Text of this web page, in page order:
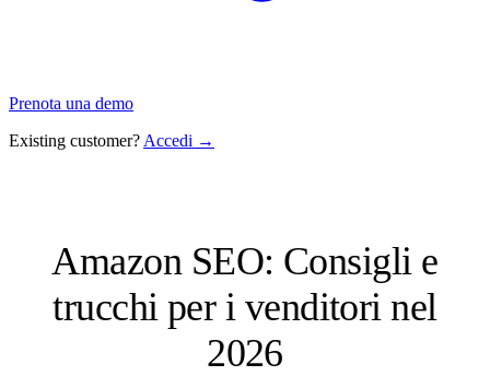
Prenota una demo
Existing customer? Accedi →
Amazon SEO: Consigli e
trucchi per i venditori nel
2026